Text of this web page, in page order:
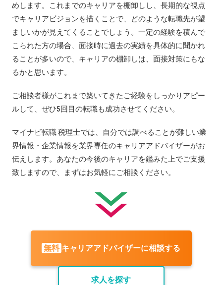
めします。これまでのキャリアを棚卸しし、長期的な視点
でキャリアビジョンを描くことで、どのような転職先が望
ましいかが見えてくることでしょう。一定の経験を積んで
こられた方の場合、面接時に過去の実績を具体的に聞かれ
ることが多いので、キャリアの棚卸しは、面接対策にもな
るかと思います。
ご相談者様がこれまで築いてきたご経験をしっかりアピー
ルして、ぜひ5回目の転職も成功させてください。
マイナビ転職 税理士では、自分では調べることが難しい業
界情報・企業情報を業界専任のキャリアアドバイザーがお
伝えします。あなたの今後のキャリアを鑑みた上でご支援
致しますので、まずはお気軽にご相談ください。
無料 キャリアアドバイザーに相談する
求人を探す